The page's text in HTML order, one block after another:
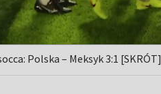
Polska – Meksyk 3:1 [SKRÓT]